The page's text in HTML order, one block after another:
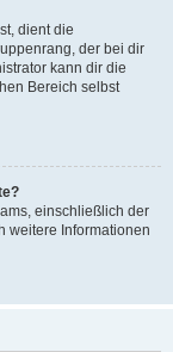
dient die
der bei dir
kann dir die
Bereich selbst
einschließlich der
weitere Informationen